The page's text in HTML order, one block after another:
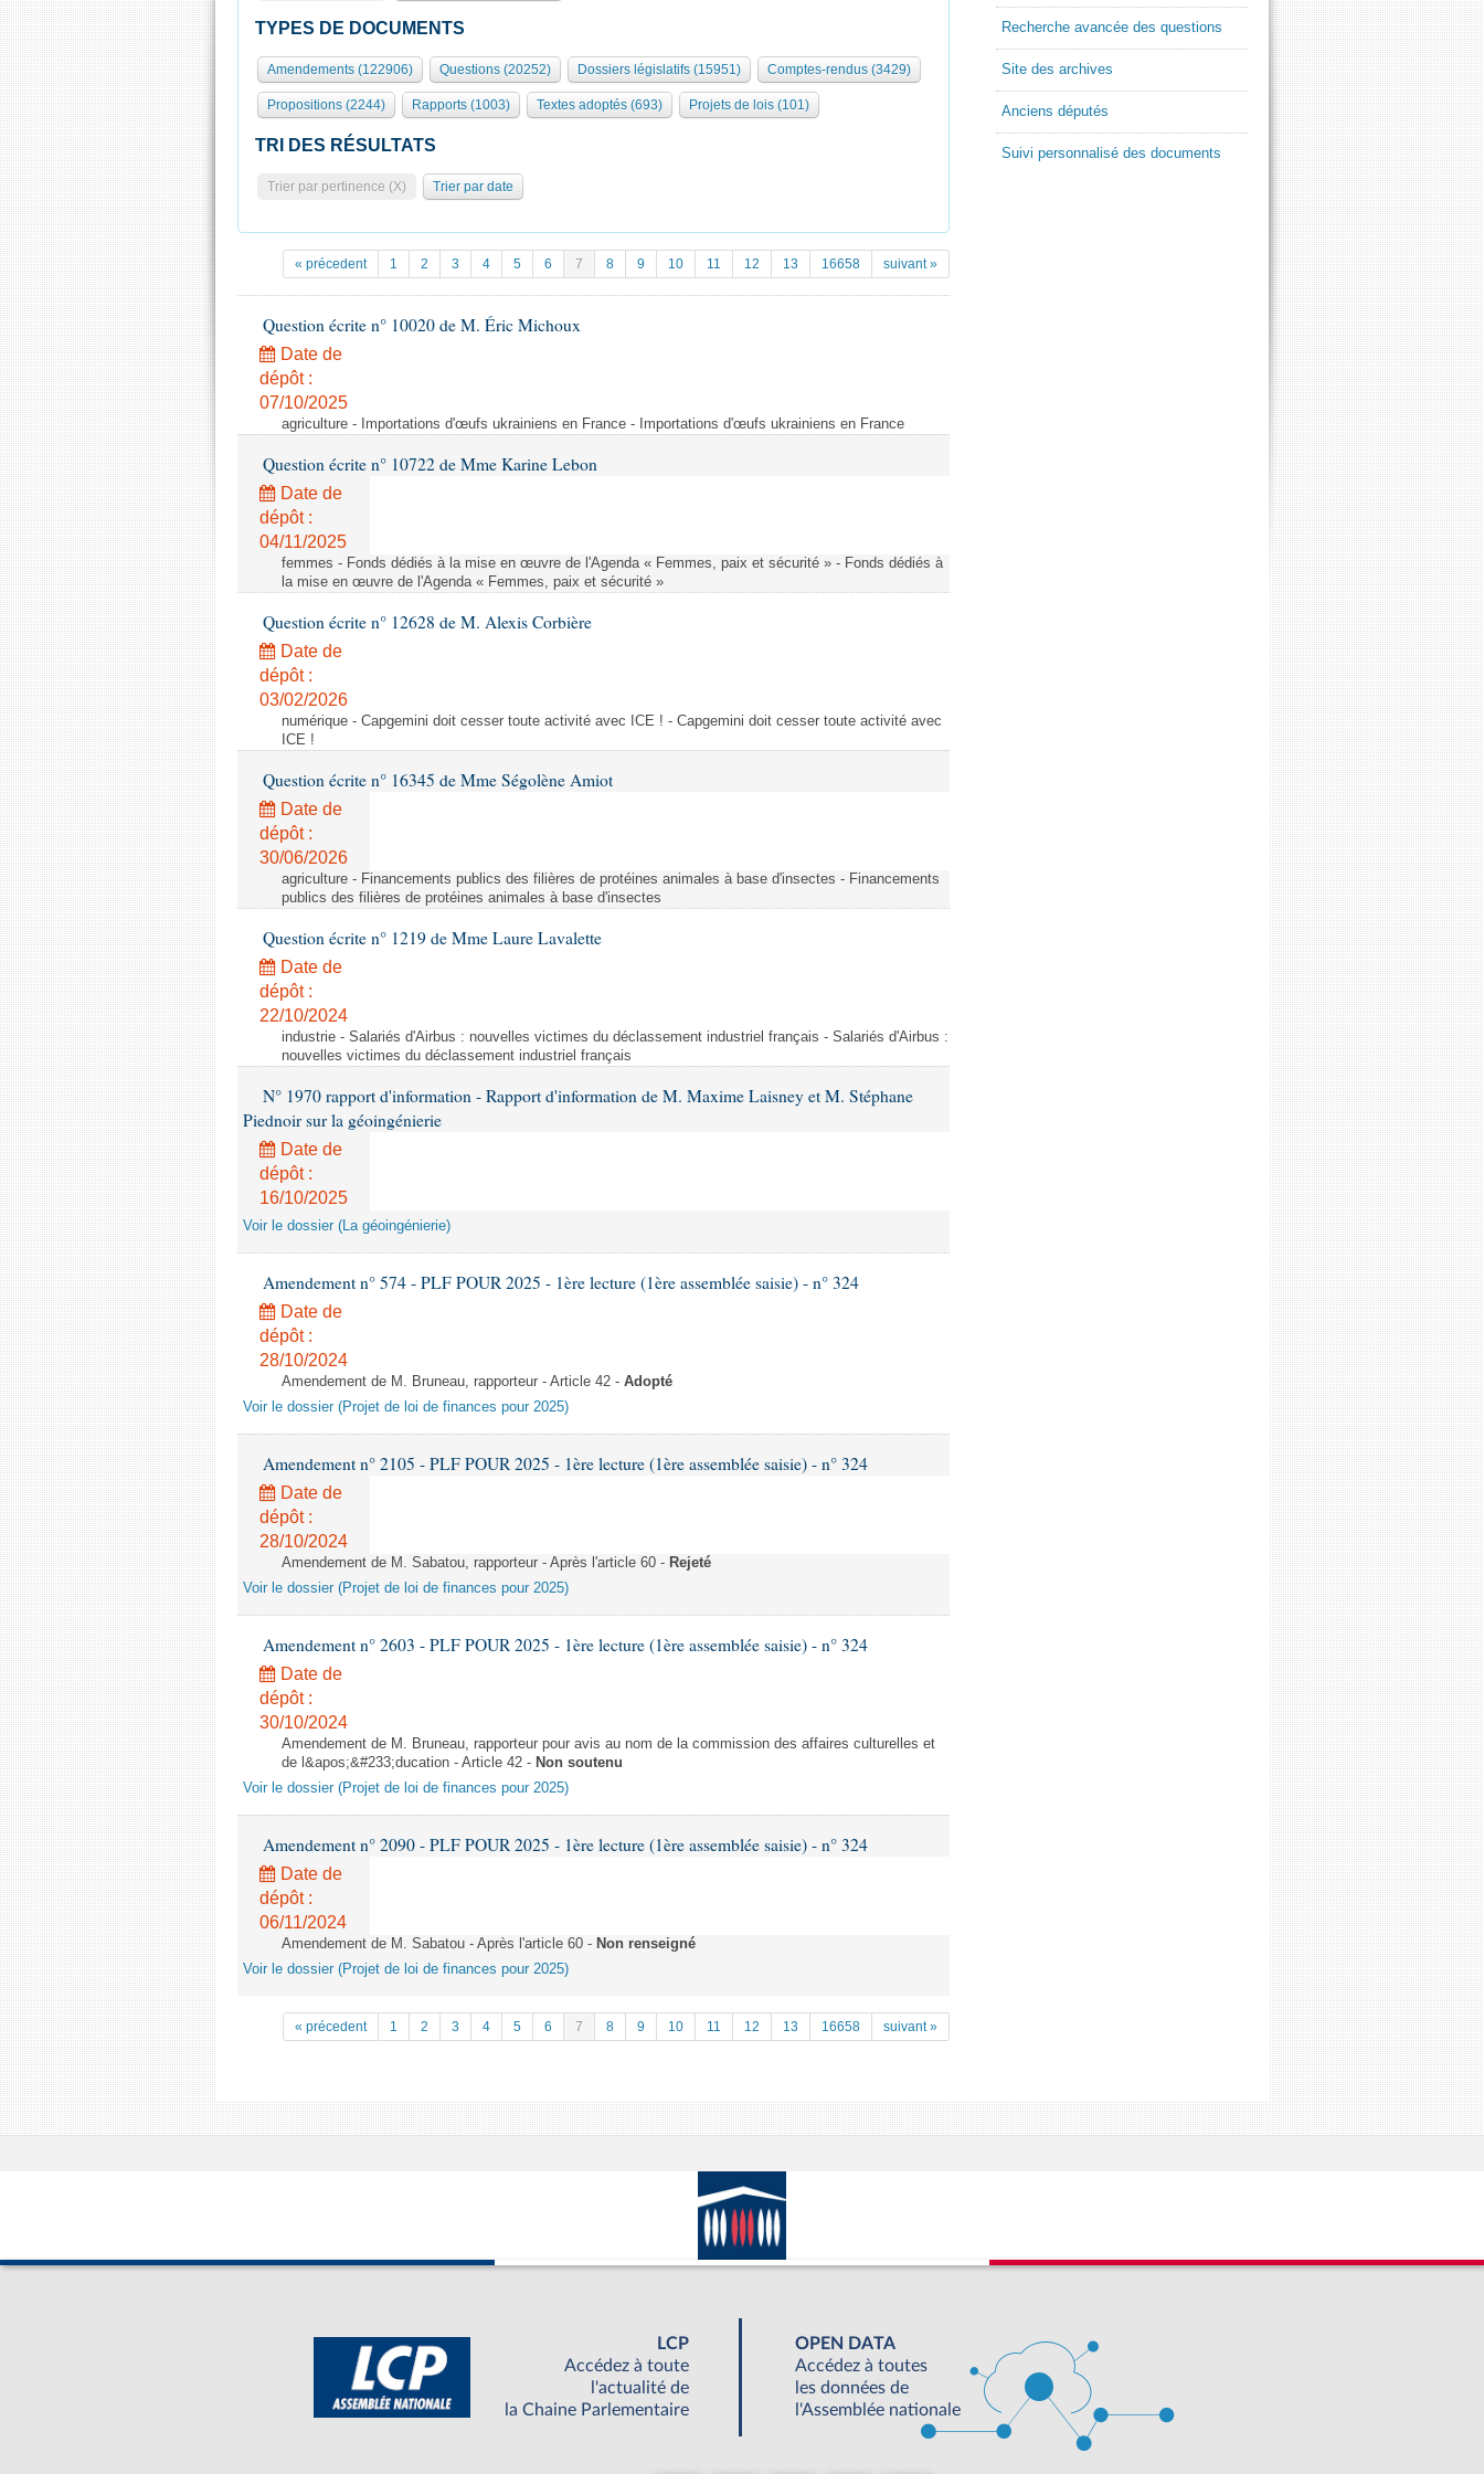
TYPES DE DOCUMENTS
Amendements (122906) Questions (20252) Dossiers législatifs (15951) Comptes-rendus (3429)
Propositions (2244) Rapports (1003) Textes adoptés (693) Projets de lois (101)
TRI DES RÉSULTATS
Trier par pertinence (X) Trier par date
« précedent 1 2 3 4 5 6 7 8 9 10 11 12 13 16658 suivant »
Question écrite n° 10020 de M. Éric Michoux
Date de
dépôt :
07/10/2025
agriculture - Importations d'œufs ukrainiens en France - Importations d'œufs ukrainiens en France
Question écrite n° 10722 de Mme Karine Lebon
Date de
dépôt :
04/11/2025
femmes - Fonds dédiés à la mise en œuvre de l'Agenda « Femmes, paix et sécurité » - Fonds dédiés à
la mise en œuvre de l'Agenda « Femmes, paix et sécurité »
Question écrite n° 12628 de M. Alexis Corbière
Date de
dépôt :
03/02/2026
numérique - Capgemini doit cesser toute activité avec ICE ! - Capgemini doit cesser toute activité avec
ICE !
Question écrite n° 16345 de Mme Ségolène Amiot
Date de
dépôt :
30/06/2026
agriculture - Financements publics des filières de protéines animales à base d'insectes - Financements
publics des filières de protéines animales à base d'insectes
Question écrite n° 1219 de Mme Laure Lavalette
Date de
dépôt :
22/10/2024
industrie - Salariés d'Airbus : nouvelles victimes du déclassement industriel français - Salariés d'Airbus :
nouvelles victimes du déclassement industriel français
N° 1970 rapport d'information - Rapport d'information de M. Maxime Laisney et M. Stéphane
Piednoir sur la géoingénierie
Date de
dépôt :
16/10/2025
Voir le dossier (La géoingénierie)
Amendement n° 574 - PLF POUR 2025 - 1ère lecture (1ère assemblée saisie) - n° 324
Date de
dépôt :
28/10/2024
Amendement de M. Bruneau, rapporteur - Article 42 - Adopté
Voir le dossier (Projet de loi de finances pour 2025)
Amendement n° 2105 - PLF POUR 2025 - 1ère lecture (1ère assemblée saisie) - n° 324
Date de
dépôt :
28/10/2024
Amendement de M. Sabatou, rapporteur - Après l'article 60 - Rejeté
Voir le dossier (Projet de loi de finances pour 2025)
Amendement n° 2603 - PLF POUR 2025 - 1ère lecture (1ère assemblée saisie) - n° 324
Date de
dépôt :
30/10/2024
Amendement de M. Bruneau, rapporteur pour avis au nom de la commission des affaires culturelles et
de l&apos;&#233;ducation - Article 42 - Non soutenu
Voir le dossier (Projet de loi de finances pour 2025)
Amendement n° 2090 - PLF POUR 2025 - 1ère lecture (1ère assemblée saisie) - n° 324
Date de
dépôt :
06/11/2024
Amendement de M. Sabatou - Après l'article 60 - Non renseigné
Voir le dossier (Projet de loi de finances pour 2025)
« précedent 1 2 3 4 5 6 7 8 9 10 11 12 13 16658 suivant »
Recherche avancée des questions
Site des archives
Anciens députés
Suivi personnalisé des documents
LCP
Accédez à toute
l'actualité de
la Chaine Parlementaire
OPEN DATA
Accédez à toutes
les données de
l'Assemblée nationale